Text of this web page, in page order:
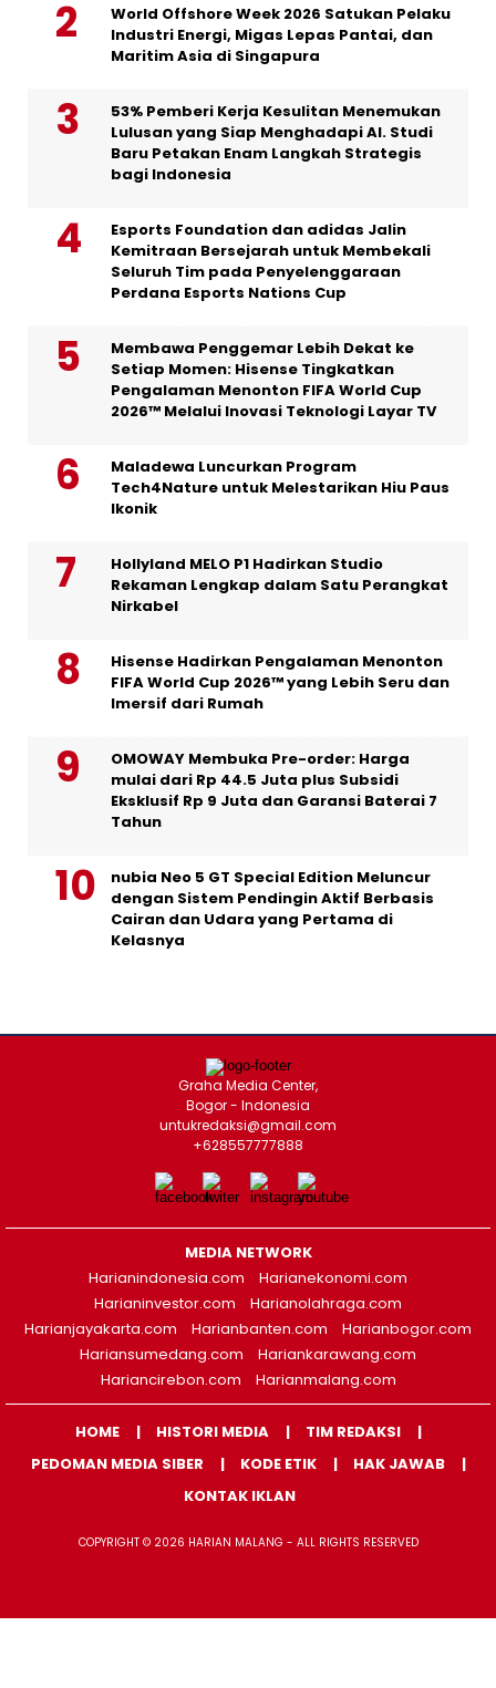
World Offshore Week 2026 Satukan Pelaku
Industri Energi, Migas Lepas Pantai, dan
Maritim Asia di Singapura
53% Pemberi Kerja Kesulitan Menemukan
Lulusan yang Siap Menghadapi AI. Studi
Baru Petakan Enam Langkah Strategis
bagi Indonesia
Esports Foundation dan adidas Jalin
Kemitraan Bersejarah untuk Membekali
Seluruh Tim pada Penyelenggaraan
Perdana Esports Nations Cup
Membawa Penggemar Lebih Dekat ke
Setiap Momen: Hisense Tingkatkan
Pengalaman Menonton FIFA World Cup
2026™ Melalui Inovasi Teknologi Layar TV
Maladewa Luncurkan Program
Tech4Nature untuk Melestarikan Hiu Paus
Ikonik
Hollyland MELO P1 Hadirkan Studio
Rekaman Lengkap dalam Satu Perangkat
Nirkabel
Hisense Hadirkan Pengalaman Menonton
FIFA World Cup 2026™ yang Lebih Seru dan
Imersif dari Rumah
OMOWAY Membuka Pre-order: Harga
mulai dari Rp 44.5 Juta plus Subsidi
Eksklusif Rp 9 Juta dan Garansi Baterai 7
Tahun
nubia Neo 5 GT Special Edition Meluncur
dengan Sistem Pendingin Aktif Berbasis
Cairan dan Udara yang Pertama di
Kelasnya
Graha Media Center,
Bogor - Indonesia
untukredaksi@gmail.com
+628557777888
MEDIA NETWORK
Harianindonesia.com
Harianekonomi.com
Harianinvestor.com
Harianolahraga.com
Harianjayakarta.com
Harianbanten.com
Harianbogor.com
Hariansumedang.com
Hariankarawang.com
Hariancirebon.com
Harianmalang.com
HOME HISTORI MEDIA
TIM REDAKSI
PEDOMAN MEDIA SIBER
KODE ETIK
HAK JAWAB
KONTAK IKLAN
COPYRIGHT © 2026 HARIAN MALANG - ALL RIGHTS RESERVED